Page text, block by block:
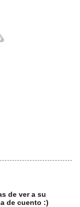
de ver a su
de cuento :)